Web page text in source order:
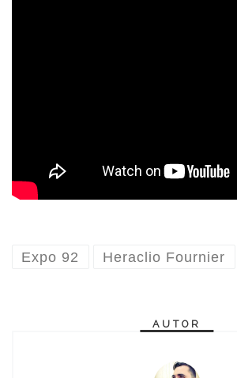
Expo 92 Heraclio Fournier
AUTOR